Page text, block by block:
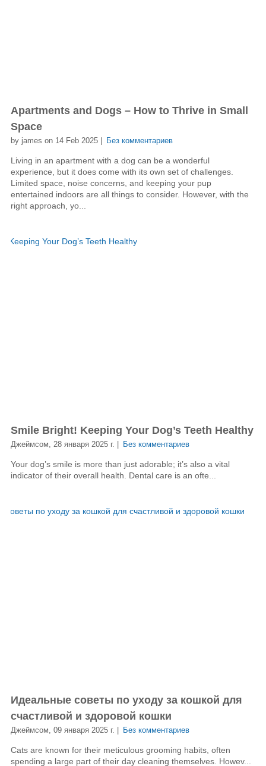
Apartments and Dogs – How to Thrive in Small
Space
by james on 14 Feb 2025 | Без комментариев
Living in an apartment with a dog can be a wonderful
experience, but it does come with its own set of challenges.
Limited space, noise concerns, and keeping your pup
entertained indoors are all things to consider. However, with the
right approach, yo...
Smile Bright! Keeping Your Dog’s Teeth Healthy
Джеймсом, 28 января 2025 г. | Без комментариев
Your dog’s smile is more than just adorable; it’s also a vital
indicator of their overall health. Dental care is an ofte...
Идеальные советы по уходу за кошкой для
счастливой и здоровой кошки
Джеймсом, 09 января 2025 г. | Без комментариев
Cats are known for their meticulous grooming habits, often
spending a large part of their day cleaning themselves. Howev...